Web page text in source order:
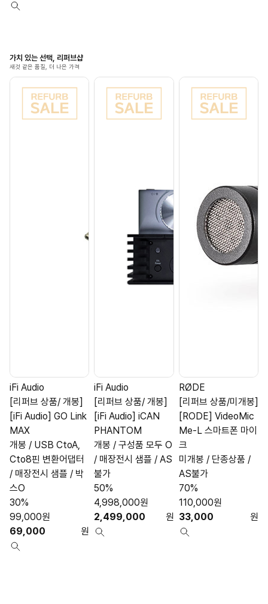
가치 있는 선택, 리퍼브샵
새것 같은 품질, 더 나은 가격
iFi Audio
[리퍼브 상품/ 개봉]
[iFi Audio] GO Link
MAX
개봉 / USB CtoA,
Cto8핀 변환어댑터
/ 매장전시 샘플 / 박
스O
69,000 원
99,000원
30%
iFi Audio
[리퍼브 상품/ 개봉]
[iFi Audio] iCAN
PHANTOM
개봉 / 구성품 모두 O
/ 매장전시 샘플 / AS
불가
2,499,000 원
4,998,000원
50%
RØDE
[리퍼브 상품/미개봉]
[RODE] VideoMic
Me-L 스마트폰 마이
크
미개봉 / 단종상품 /
AS불가
33,000 원
110,000원
70%